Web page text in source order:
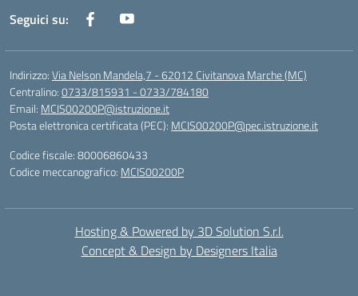
Seguici su:
Indirizzo:Via Nelson Mandela,7 - 62012 Civitanova Marche (MC)
Centralino:0733/815931 - 0733/784180
Email: MCIS00200P@istruzione.it
Posta elettronica certificata (PEC): MCIS00200P@pec.istruzione.it
Codice fiscale: 80006860433
Codice meccanografico: MCIS00200P
Hosting & Powered by 3D Solution S.r.l.
Concept & Design by Designers Italia